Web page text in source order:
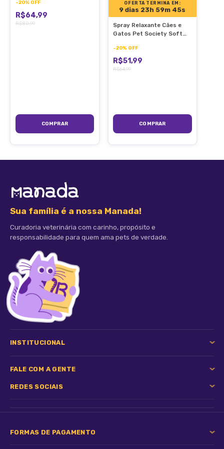
Dimensões Aproximadas:
Altura Total: 38 cm, Largura: 28 cm, Comprimento: 28 cm.
Cor e Acabamento:
Funcionalidades:
Estimulação Física e Mental:
Estabilidade e Durabilidade:
-20% OFF
R$64,99
R$80,99
OFERTA TERMINA EM:
9 dias 23h 59m 44s
Spray Relaxante Cães e
Gatos Pet Society Soft
-20% OFF
R$51,99
R$64,99
Sua família é a nossa Manada!
Curadoria veterinária com carinho, propósito e
responsabilidade para quem ama pets de verdade.
INSTITUCIONAL
FALE COM A GENTE
REDES SOCIAIS
FORMAS DE PAGAMENTO